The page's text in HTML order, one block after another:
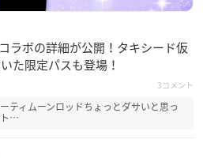
ラボの詳細が公開！タキシード仮
た限定パスも登場！
3コメント
ティムーンロッドちょっとダサいと思っ
ト…